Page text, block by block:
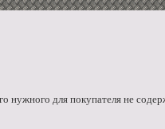
нужного для покупателя не